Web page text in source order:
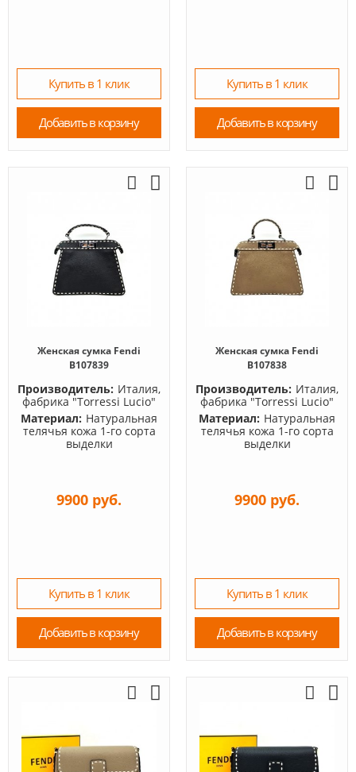
Купить в 1 клик
Добавить в корзину
Купить в 1 клик
Добавить в корзину
Женская сумка Fendi
B107839
Производитель: Италия,
фабрика "Torressi Lucio"
Материал: Натуральная
телячья кожа 1-го сорта
выделки
9900 руб.
Купить в 1 клик
Добавить в корзину
Женская сумка Fendi
B107838
Производитель: Италия,
фабрика "Torressi Lucio"
Материал: Натуральная
телячья кожа 1-го сорта
выделки
9900 руб.
Купить в 1 клик
Добавить в корзину